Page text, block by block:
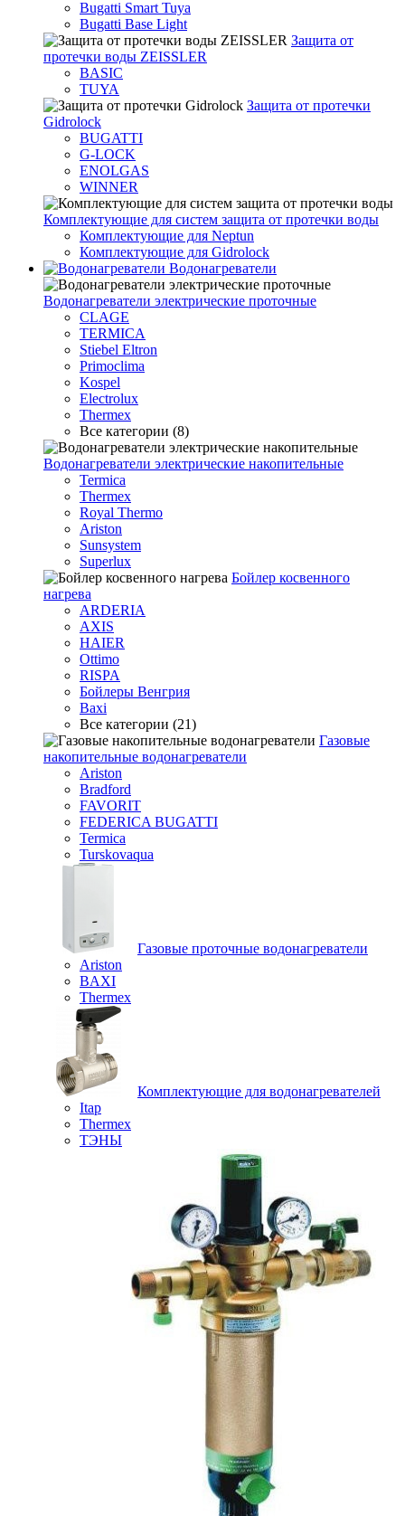
Bugatti Smart Tuya
Bugatti Base Light
Защита от
протечки воды ZEISSLER
BASIC
TUYA
Защита от протечки
Gidrolock
BUGATTI
G-LOCK
ENOLGAS
WINNER
Комплектующие для систем защита от протечки воды
Комплектующие для Neptun
Комплектующие для Gidrolock
Водонагреватели
Водонагреватeли электрические проточные
CLAGE
TERMICA
Stiebel Eltron
Primoclima
Kospel
Electrolux
Thermex
Все категории (8)
Водонагреватели электрические накопительные
Termica
Thermex
Royal Thermo
Ariston
Sunsystem
Superlux
Бойлер косвенного
нагрева
ARDERIA
AXIS
HAIER
Ottimo
RISPA
Бойлеры Венгрия
Baxi
Все категории (21)
Газовые
накопительные водонагреватели
Ariston
Bradford
FAVORIT
FEDERICA BUGATTI
Termica
Turskovaqua
Газовые проточные водонагреватели
Ariston
BAXI
Thermex
Комплектующие для водонагревателей
Itap
Thermex
ТЭНЫ